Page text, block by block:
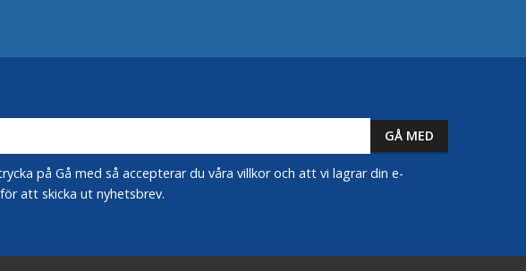
på Gå med så accepterar du våra villkor och att vi lagrar din e-
att skicka ut nyhetsbrev.